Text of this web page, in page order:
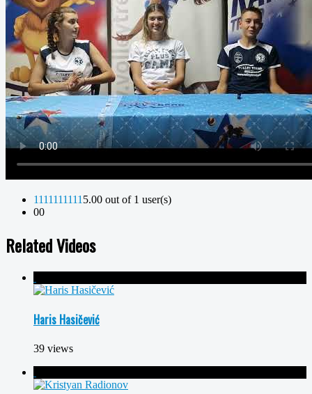
1111111111 5.00 out of 1 user(s)
00
Related Videos
Haris Hasičević
39 views